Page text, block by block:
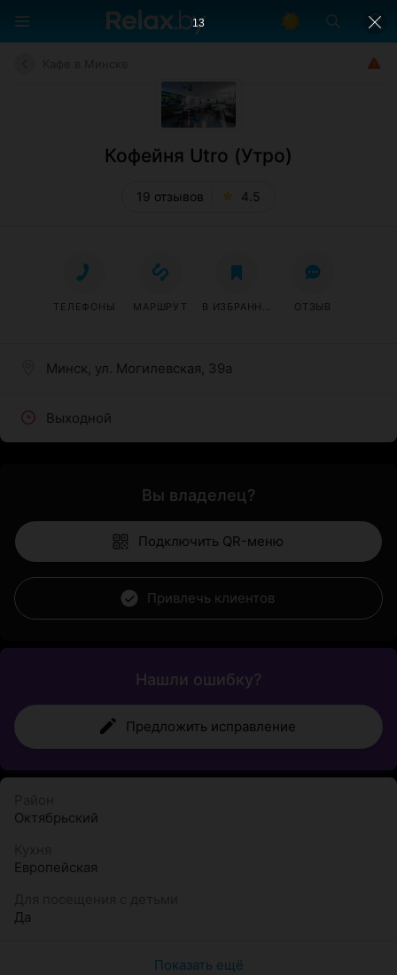
Кофейня Utro (Утро)
19 отзывов 4.5
Минск, ул. Могилевская, 39а
Выходной
ТЕЛЕФОНЫ МАРШРУТ В ИЗБРАННОЕ ОТЗЫВ
Вы владелец?
Подключить QR-меню
Привлечь клиентов
Нашли ошибку?
Предложить исправление
Октябрьский
Европейская
Да
Показать ещё
13